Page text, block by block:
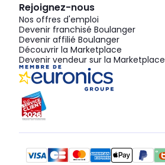
Rejoignez-nous
Nos offres d'emploi
Devenir franchisé Boulanger
Devenir affilié Boulanger
Découvrir la Marketplace
Devenir vendeur sur la Marketplace